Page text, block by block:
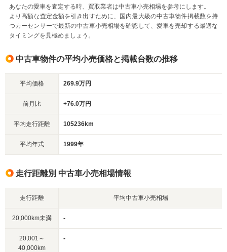
あなたの愛車を査定する時、買取業者は中古車小売相場を参考にします。
より高額な査定金額を引き出すために、国内最大級の中古車物件掲載数を持
つカーセンサーで最新の中古車小売相場を確認して、愛車を売却する最適な
タイミングを見極めましょう。
中古車物件の平均小売価格と掲載台数の推移
平均価格 269.9万円
前月比 +76.0万円
平均走行距離 105236km
平均年式 1999年
走行距離別 中古車小売相場情報
走行距離 平均中古車小売相場
20,000km未満 -
20,001～
40,000km
-